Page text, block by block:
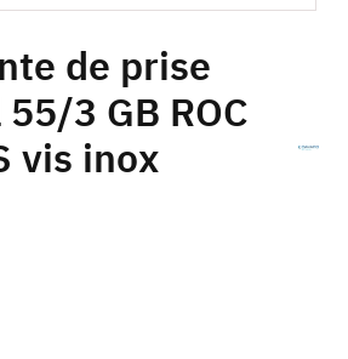
de prise
3 GB ROC
vis inox